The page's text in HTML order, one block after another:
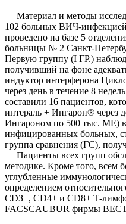
Материал и методы
102 больных ВИЧ-инфекцией
проведено на базе 5
больницы № 2 Санкт-
Первую группу (I ГР.)
получивший на фоне
индуктор интерферона
через день в течение 8
составили 16 пациентов,
интераль + Ингарон® через
Ингароном по 500 тыс. МЕ)
инфицированных больных,
группа сравнения (ГС),
Пациенты всех групп
методике. Кроме того, всем
углубленные
определением
СDЗ+, СD4+ и СD8+ Т-
FACSCAUBUR фирмы